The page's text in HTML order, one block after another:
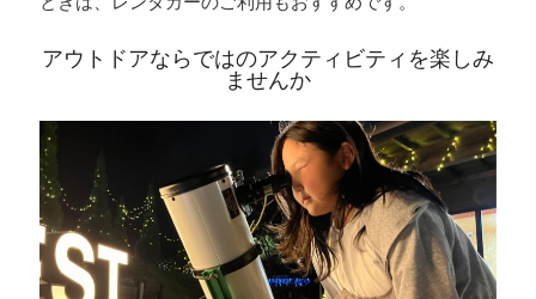
アウトドアならではのアクティビティを楽しみ
ませんか